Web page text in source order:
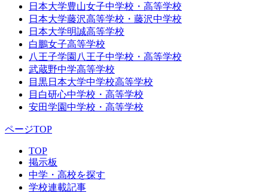
日本大学豊山女子中学校・高等学校
日本大学藤沢高等学校・藤沢中学校
日本大学明誠高等学校
白鵬女子高等学校
八王子学園八王子中学校・高等学校
武蔵野中学高等学校
目黒日本大学中学校高等学校
目白研心中学校・高等学校
安田学園中学校・高等学校
ページTOP
TOP
掲示板
中学・高校を探す
学校連載記事